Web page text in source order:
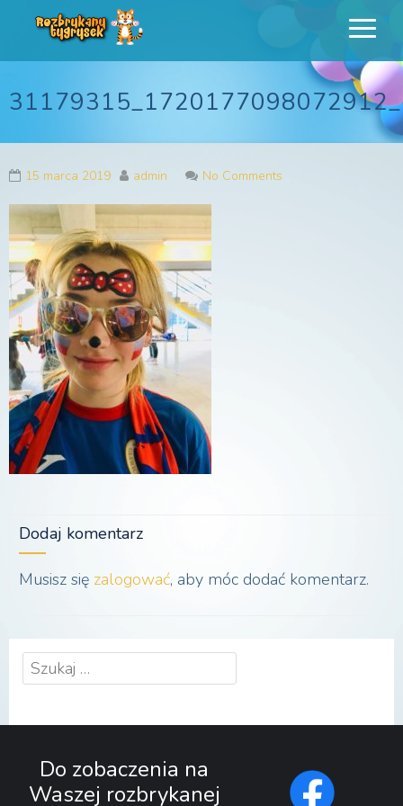
Rozbrykany
Tygrysek
Profesjonalne animacje urodzinowe dla dzieci
15 marca 2019 admin No Comments
Dodaj komentarz
Musisz się zalogować, aby móc dodać komentarz.
Szukaj:
Do zobaczenia na
Waszej rozbrykanej